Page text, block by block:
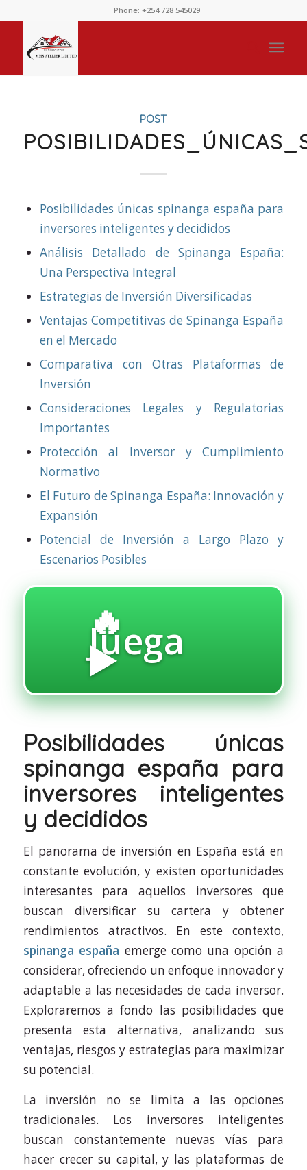
Phone: +254 728 545029
POST
Posibilidades únicas spinanga españa para
inversores inteligentes y decididos
Análisis Detallado de Spinanga España:
Una Perspectiva Integral
Estrategias de Inversión Diversificadas
Ventajas Competitivas de Spinanga España
en el Mercado
Comparativa con Otras Plataformas de
Inversión
Consideraciones Legales y Regulatorias
Importantes
Protección al Inversor y Cumplimiento
Normativo
El Futuro de Spinanga España: Innovación y
Expansión
Potencial de Inversión a Largo Plazo y
Escenarios Posibles
🔥
Juega
▶️
Posibilidades únicas
spinanga españa para
inversores inteligentes
y decididos
El panorama de inversión en España está en
constante evolución, y existen oportunidades
interesantes para aquellos inversores que
buscan diversificar su cartera y obtener
rendimientos atractivos. En este contexto,
spinanga españa emerge como una opción a
considerar, ofreciendo un enfoque innovador y
adaptable a las necesidades de cada inversor.
Exploraremos a fondo las posibilidades que
presenta esta alternativa, analizando sus
ventajas, riesgos y estrategias para maximizar
su potencial.
La inversión no se limita a las opciones
tradicionales. Los inversores inteligentes
buscan constantemente nuevas vías para
hacer crecer su capital, y las plataformas de